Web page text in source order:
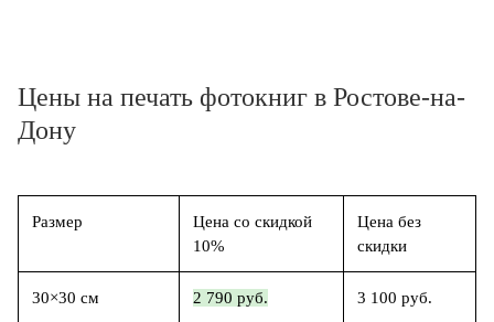
Цены на печать фотокниг в Ростове-на-
Дону
Размер
Цена со скидкой
10%
Цена без
скидки
30×30 см 2 790 руб. 3 100 руб.